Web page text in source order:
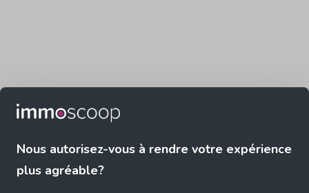
Nous autorisez-vous à rendre votre expérience
plus agréable?